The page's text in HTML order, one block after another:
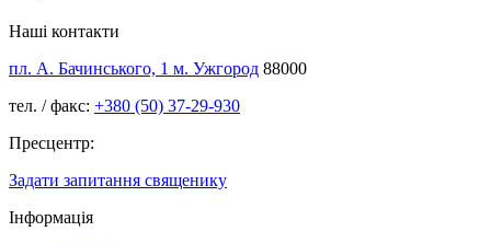
Наші контакти
пл. А. Бачинського, 1 м. Ужгород 88000
тел. / факс: +380 (50) 37-29-930
Пресцентр:
Задати запитання священику
Інформація